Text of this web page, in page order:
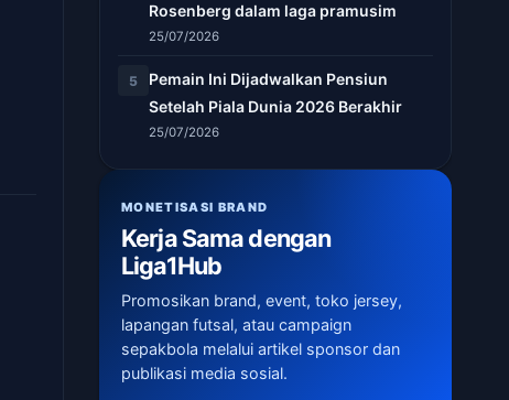
Rosenberg dalam laga pramusim
25/07/2026
5
Pemain Ini Dijadwalkan Pensiun
Setelah Piala Dunia 2026 Berakhir
25/07/2026
MONETISASI BRAND
Kerja Sama dengan
Liga1Hub
Promosikan brand, event, toko jersey,
lapangan futsal, atau campaign
sepakbola melalui artikel sponsor dan
publikasi media sosial.